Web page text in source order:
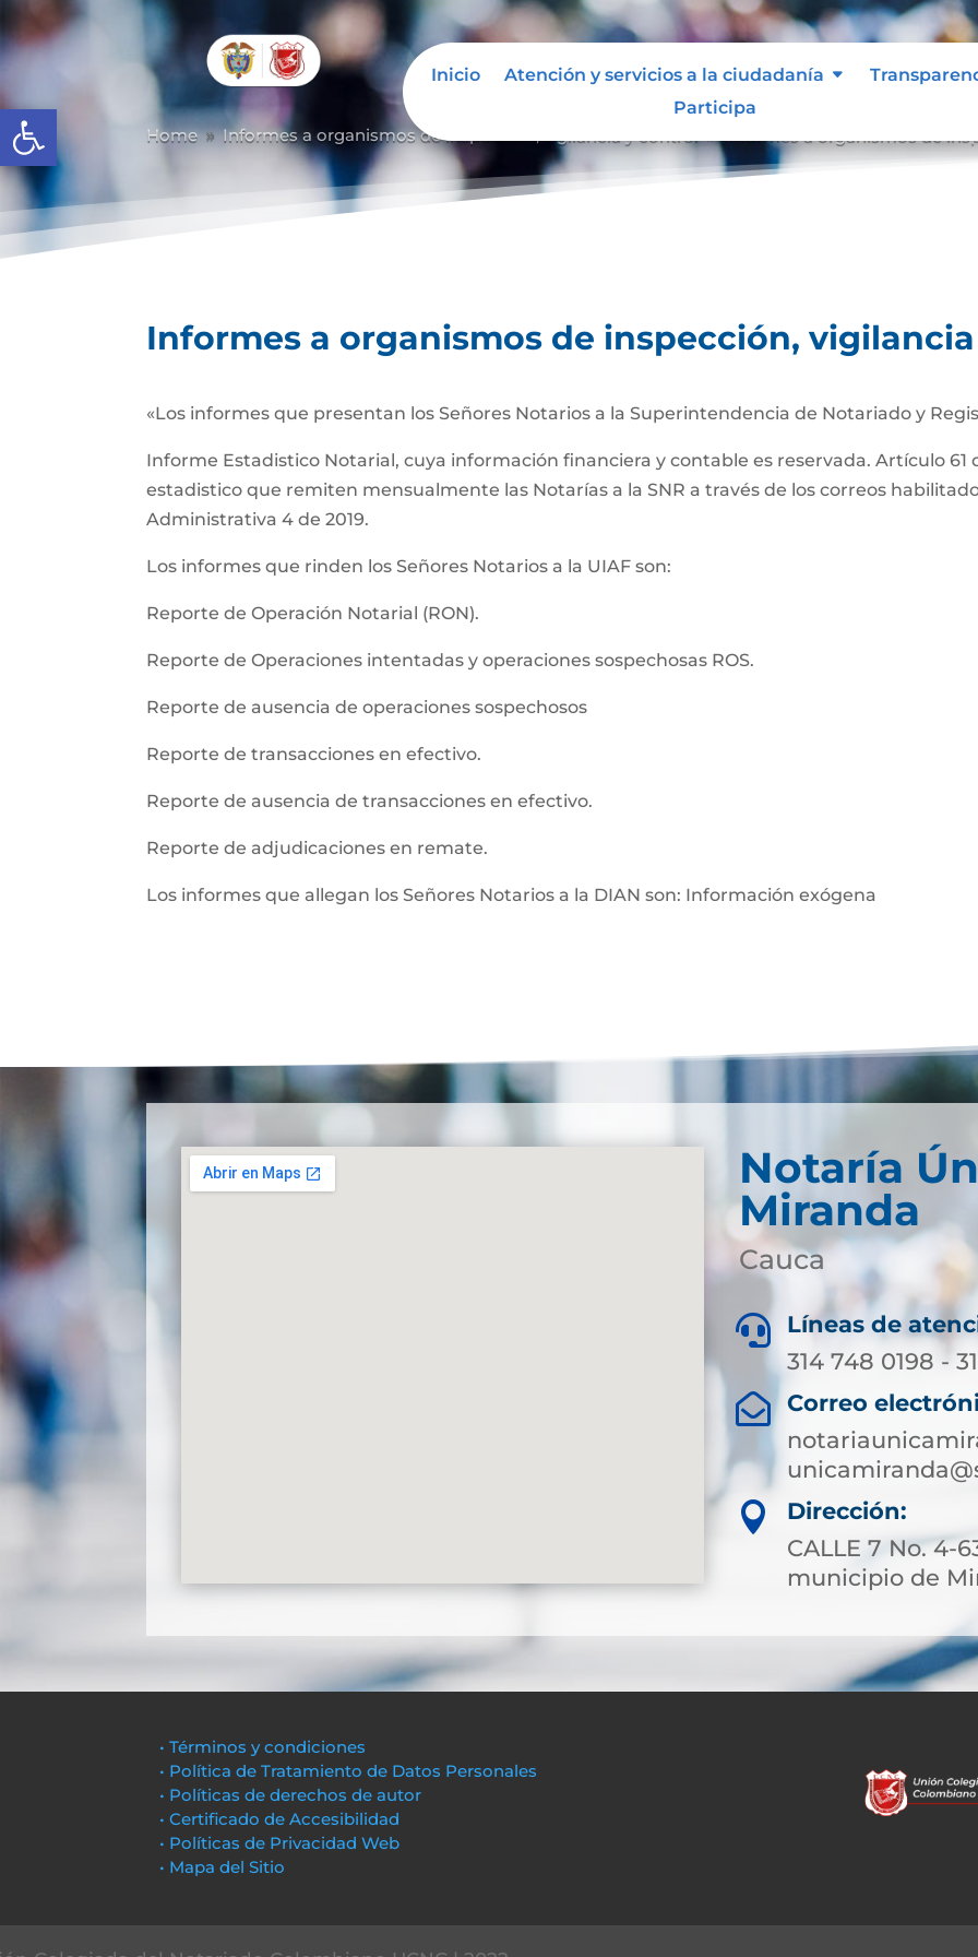
Abrir barra de herramientas
Inicio Atención y servicios a la ciudadanía
Participa
Home 9 Informes a organismos de inspección, vigilancia y control Informes a organismos de
Informes a organismos de inspección,
«Los informes que presentan los Señores Notarios a la Superintendencia de Notariado y
Informe Estadistico Notarial, cuya información financiera y contable es reservada. Artículo 61
estadistico que remiten mensualmente las Notarías a la SNR a través de los correos
Administrativa 4 de 2019.
Los informes que rinden los Señores Notarios a la UIAF son:
Reporte de Operación Notarial (RON).
Reporte de Operaciones intentadas y operaciones sospechosas ROS.
Reporte de ausencia de operaciones sospechosos
Reporte de transacciones en efectivo.
Reporte de ausencia de transacciones en efectivo.
Reporte de adjudicaciones en remate.
Los informes que allegan los Señores Notarios a la DIAN son: Información exógena
Notaría
Miranda
Cauca

Líneas de
314 748 0198 -

Correo

Dirección:
CALLE 7 No. 4-
municipio de
• Términos y condiciones
• Política de Tratamiento de Datos Personales
• Políticas de derechos de autor
• Certificado de Accesibilidad
• Políticas de Privacidad Web
• Mapa del Sitio